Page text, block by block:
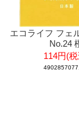
エコライフ フェ
No.24
114円(